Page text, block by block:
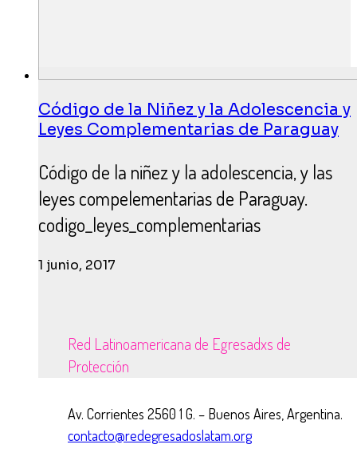
Código de la Niñez y la Adolescencia y
Leyes Complementarias de Paraguay
Código de la niñez y la adolescencia, y las
leyes compelementarias de Paraguay.
codigo_leyes_complementarias
1 junio, 2017
Red Latinoamericana de Egresadxs de
Protección
Av. Corrientes 2560 1 G. – Buenos Aires, Argentina.
contacto@redegresadoslatam.org